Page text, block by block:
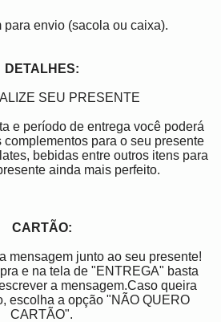
para envio (sacola ou caixa).
DETALHES:
SEU PRESENTE
e período de entrega você poder
para o seu presente
bebidas entre outros itens para
ainda mais perfeito.
CARTÃO:
mensagem junto ao seu presente!
e na tela de "ENTREGA" basta
a mensagem.Caso queira
escolha a opção "NÃO QUERO
CARTÃO".